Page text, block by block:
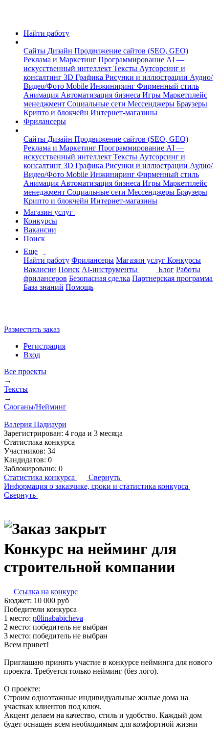
Найти работу
Сайты Дизайн Продвижение сайтов (SEO, GEO)
Реклама и Маркетинг Программирование AI —
искусственный интеллект Тексты Аутсорсинг и
консалтинг 3D Графика Рисунки и иллюстрации Аудио/
Видео/Фото Mobile Инжиниринг Фирменный стиль
Анимация Автоматизация бизнеса Игры Маркетплейс
менеджмент Социальные сети Мессенджеры Браузеры
Крипто и блокчейн Интернет-магазины
Фрилансеры
Сайты Дизайн Продвижение сайтов (SEO, GEO)
Реклама и Маркетинг Программирование AI —
искусственный интеллект Тексты Аутсорсинг и
консалтинг 3D Графика Рисунки и иллюстрации Аудио/
Видео/Фото Mobile Инжиниринг Фирменный стиль
Анимация Автоматизация бизнеса Игры Маркетплейс
менеджмент Социальные сети Мессенджеры Браузеры
Крипто и блокчейн Интернет-магазины
Магазин услуг
Конкурсы
Вакансии
Поиск
Еще
Найти работу Фрилансеры Магазин услуг Конкурсы
Вакансии Поиск AI-инструменты Блог Работы
фрилансеров Безопасная сделка Партнерская программа
База знаний Помощь
Разместить заказ
Регистрация
Вход
Все проекты
→
Тексты
→
Слоганы/Нейминг
Валерия Падиаури
Зарегистрирован: 4 года и 3 месяца
Статистика конкурса
Участников: 34
Кандидатов: 0
Заблокировано: 0
Статистика конкурса
Свернуть
Информация о заказчике, сроки и статистика конкурса
Свернуть
Конкурс на нейминг для
строительной компании
Ссылка на конкурс
Бюджет: 10 000 руб
Победители конкурса
1 место: p­0li­naba­bic­he­va
2 место: победитель не выбран
3 место: победитель не выбран
Всем привет!
Приглашаю принять участие в конкурсе нейминга для нового
проекта. Требуется только нейминг (без лого).
О проекте:
Строим одноэтажные индивидуальные жилые дома на
участках клиентов под ключ.
Акцент делаем на качество, стиль и удобство. Каждый дом
будет оснащен всем необходимым для комфортной жизни